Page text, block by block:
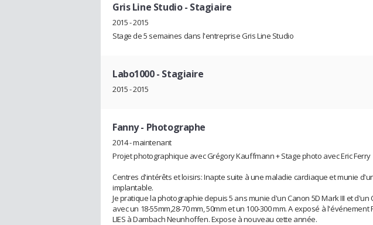
Gris Line Studio- Stagiaire
2015 - 2015
Stage de 5 semaines dans l'entreprise Gris Line Studio
Labo1000- Stagiaire
2015 - 2015
Fanny- Photographe
2014 - maintenant
Projet photographique avec Grégory Kauffmann + Stage photo avec Eric Ferry
Centres d'intérêts et loisirs: Inapte suite à une maladie cardiaque et munie
implantable.
Je pratique la photographie depuis 5 ans munie d'un Canon 5D Mark III et d'un
avec un 18-55mm,28-70 mm, 50mm et un 100-300 mm. A exposé à l'événement
LIES à Dambach Neunhoffen. Expose à nouveau cette année.